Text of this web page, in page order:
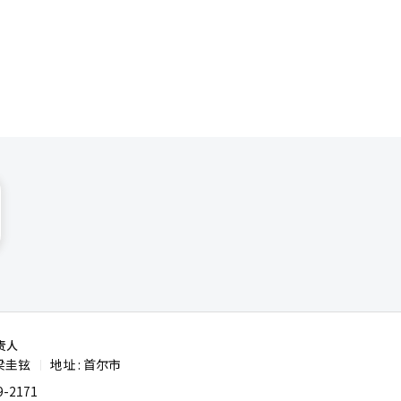
的新渠
。 韩
府的政
。当电
人
圭铉
地址 : 首尔市
2171